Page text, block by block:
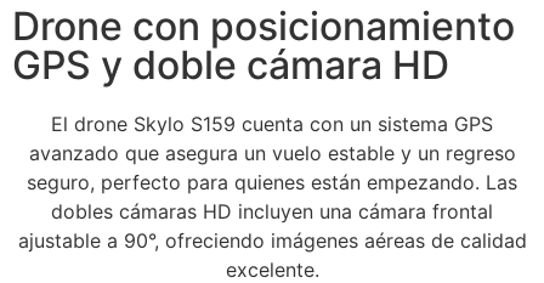
Drone con posicionamiento
GPS y doble cámara HD
El drone Skylo S159 cuenta con un sistema GPS
avanzado que asegura un vuelo estable y un regreso
seguro, perfecto para quienes están empezando. Las
dobles cámaras HD incluyen una cámara frontal
ajustable a 90°, ofreciendo imágenes aéreas de calidad
excelente.